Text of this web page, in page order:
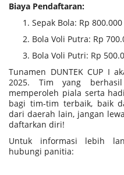
Biaya Pendaftaran:
Sepak Bola: Rp 800.000
Bola Voli Putra: Rp
Bola Voli Putri: Rp
Tunamen DUNTEK CUP I
2025. Tim yang
memperoleh piala serta
bagi tim-tim terbaik, baik
dari daerah lain, jangan
daftarkan diri!
Untuk informasi lebih
hubungi panitia: